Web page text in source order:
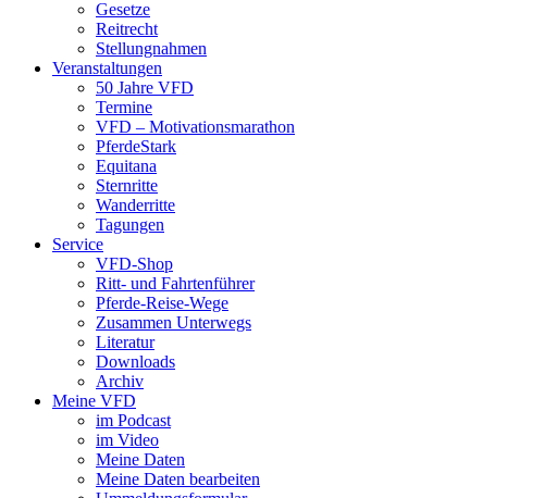
Gesetze
Reitrecht
Stellungnahmen
Veranstaltungen
50 Jahre VFD
Termine
VFD – Motivationsmarathon
PferdeStark
Equitana
Sternritte
Wanderritte
Tagungen
Service
VFD-Shop
Ritt- und Fahrtenführer
Pferde-Reise-Wege
Zusammen Unterwegs
Literatur
Downloads
Archiv
Meine VFD
im Podcast
im Video
Meine Daten
Meine Daten bearbeiten